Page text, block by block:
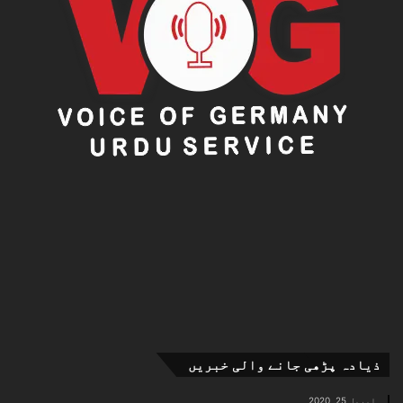
ذیادہ پڑھی جانے والی خبریں
اپریل 25, 2020